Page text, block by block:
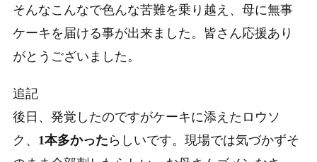
そんなこんなで色んな苦難を乗り越え、母に無事
ケーキを届ける事が出来ました。皆さん応援あり
がとうございました。
追記
後日、発覚したのですがケーキに添えたロウソ
ク、 1本多かった らしいです。現場では気づかずそ